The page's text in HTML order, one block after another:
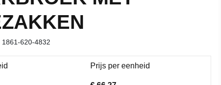
1861-620-4832
Prijs per eenheid